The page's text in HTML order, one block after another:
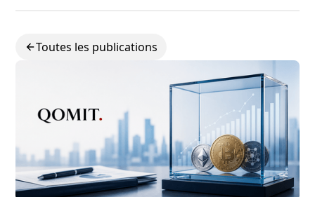
Toutes les publications